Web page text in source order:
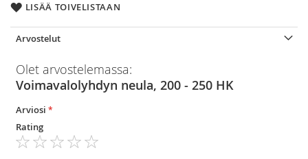
LISÄÄ TOIVELISTAAN
Arvostelut
Olet arvostelemassa:
Voimavalolyhdyn neula, 200 - 250 HK
Arviosi
Rating